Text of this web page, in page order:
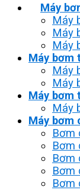
Máy
Máy
Máy
Máy
Máy bơm
Máy
Máy
Máy bơm
Máy
Máy bơm
Bơm
Bơm
Bơm
Bơm
Bơm